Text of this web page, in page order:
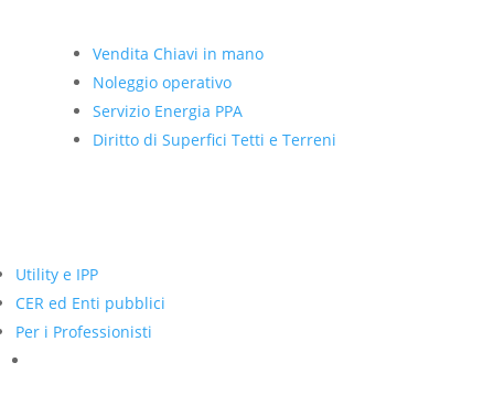
Vendita Chiavi in mano
Noleggio operativo
Servizio Energia PPA
Diritto di Superfici Tetti e Terreni
Utility e IPP
CER ed Enti pubblici
Per i Professionisti